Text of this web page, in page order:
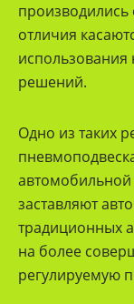
производились
отличия
использования
решений.
Одно из таких
заставляют
традиционных
на более
регулируемую